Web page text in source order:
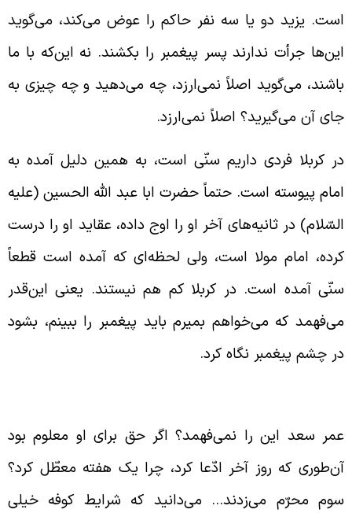
یزید دو یا سه نفر حاکم را عوض می‌کند، می‌گوید
جرأت ندارند پسر پیغمبر را بکشند. نه این‌که با ما
می‌گوید اصلاً نمی‌ارزد، چه می‌دهید و چه چیزی به
آن می‌گیرید؟ اصلاً نمی‌ارزد.
کربلا فردی داریم سنّی است، به همین دلیل آمده به
پیوسته است. حتماً حضرت ابا عبد الله الحسین (علیه
در ثانیه‌های آخر او را اوج داده، عقاید او را درست
امام مولا است، ولی لحظه‌ای که آمده است قطعاً
آمده است. در کربلا کم هم نیستند. یعنی این‌‌قدر
که می‌خواهم بمیرم باید پیغمبر را ببینم، بشود
چشم پیغمبر نگاه کرد.
سعد این را نمی‌فهمد؟ اگر حق برای او معلوم بود
که روز آخر ادّعا کرد، چرا یک هفته معطّل کرد؟
محرّم می‌زدند… می‌دانید که شرایط کوفه خیلی